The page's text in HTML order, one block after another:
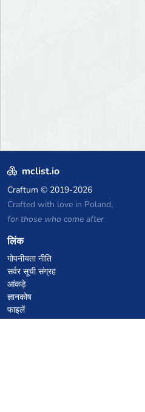
mclist.io
Craftum © 2019-2026
Crafted with love in Poland,
for those who come after
लिंक
गोपनीयता नीति
सर्वर सूची संग्रह
आंकड़े
ज्ञानकोष
फाइलें